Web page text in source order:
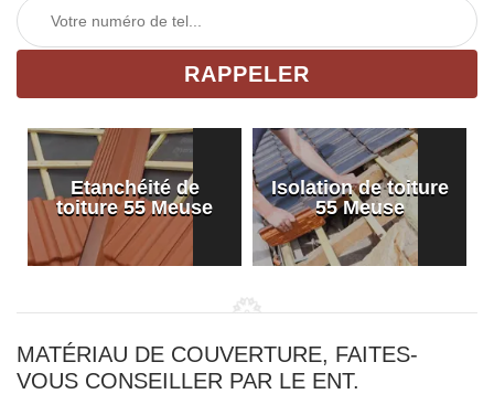
Etanchéité de
toiture 55 Meuse
Isolation de toiture
55 Meuse
MATÉRIAU DE COUVERTURE, FAITES-
VOUS CONSEILLER PAR LE ENT.